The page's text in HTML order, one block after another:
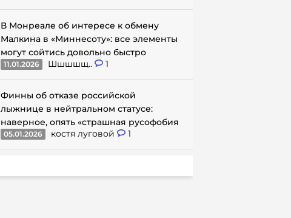
В Монреале об интересе к обмену
Малкина в «Миннесоту»: все элементы
могут сойтись довольно быстро
11.01.2026 Шшшшщ.. 1
Финны об отказе российской
лыжнице в нейтральном статусе:
наверное, опять «страшная русофобия
05.01.2026 костя луговой 1